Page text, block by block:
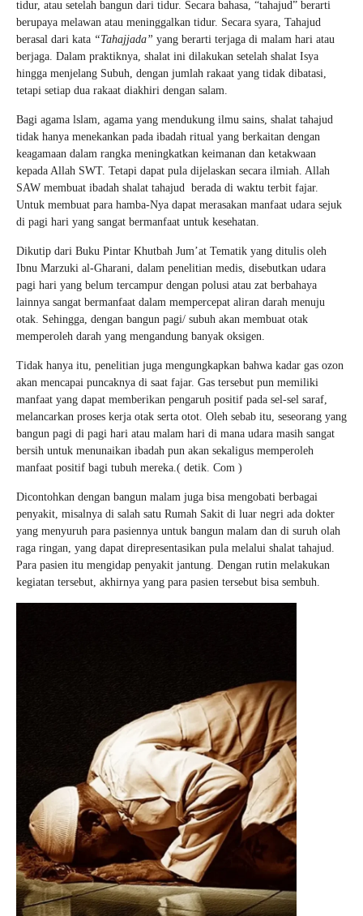
tidur, atau setelah bangun dari tidur. Secara bahasa, “tahajud” berarti
berupaya melawan atau meninggalkan tidur. Secara syara, Tahajud
berasal dari kata “Tahajjada” yang berarti terjaga di malam hari atau
berjaga. Dalam praktiknya, shalat ini dilakukan setelah shalat Isya
hingga menjelang Subuh, dengan jumlah rakaat yang tidak dibatasi,
tetapi setiap dua rakaat diakhiri dengan salam.
Bagi agama lslam, agama yang mendukung ilmu sains, shalat tahajud
tidak hanya menekankan pada ibadah ritual yang berkaitan dengan
keagamaan dalam rangka meningkatkan keimanan dan ketakwaan
kepada Allah SWT. Tetapi dapat pula dijelaskan secara ilmiah. Allah
SAW membuat ibadah shalat tahajud berada di waktu terbit fajar.
Untuk membuat para hamba-Nya dapat merasakan manfaat udara sejuk
di pagi hari yang sangat bermanfaat untuk kesehatan.
Dikutip dari Buku Pintar Khutbah Jum’at Tematik yang ditulis oleh
Ibnu Marzuki al-Gharani, dalam penelitian medis, disebutkan udara
pagi hari yang belum tercampur dengan polusi atau zat berbahaya
lainnya sangat bermanfaat dalam mempercepat aliran darah menuju
otak. Sehingga, dengan bangun pagi/ subuh akan membuat otak
memperoleh darah yang mengandung banyak oksigen.
Tidak hanya itu, penelitian juga mengungkapkan bahwa kadar gas ozon
akan mencapai puncaknya di saat fajar. Gas tersebut pun memiliki
manfaat yang dapat memberikan pengaruh positif pada sel-sel saraf,
melancarkan proses kerja otak serta otot. Oleh sebab itu, seseorang yang
bangun pagi di pagi hari atau malam hari di mana udara masih sangat
bersih untuk menunaikan ibadah pun akan sekaligus memperoleh
manfaat positif bagi tubuh mereka.( detik. Com )
Dicontohkan dengan bangun malam juga bisa mengobati berbagai
penyakit, misalnya di salah satu Rumah Sakit di luar negri ada dokter
yang menyuruh para pasiennya untuk bangun malam dan di suruh olah
raga ringan, yang dapat direpresentasikan pula melalui shalat tahajud.
Para pasien itu mengidap penyakit jantung. Dengan rutin melakukan
kegiatan tersebut, akhirnya yang para pasien tersebut bisa sembuh.